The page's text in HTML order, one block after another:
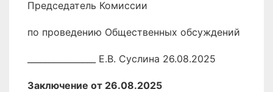
Председатель Комиссии
по проведению Общественных обсуждений
________________ Е.В. Суслина 26.08.2025
Заключение от 26.08.2025